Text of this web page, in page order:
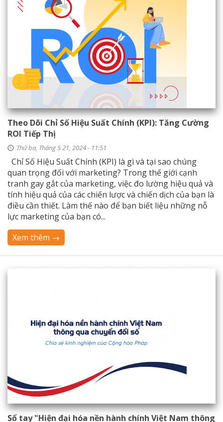
Theo Dõi Chỉ Số Hiệu Suất Chính (KPI): Tăng Cường
ROI Tiếp Thị
Thứ ba, Tháng 5 21, 2024 - 11:51
Chỉ Số Hiệu Suất Chính (KPI) là gì và tại sao chúng
quan trọng đối với marketing? Trong thế giới cạnh
tranh gay gắt của marketing, việc đo lường hiệu quả và
tính hiệu quả của các chiến lược và chiến dịch của bạn là
điều cần thiết. Làm thế nào để bạn biết liệu những nỗ
lực marketing của bạn có...
Xem thêm →
Sổ tay "Hiện đại hóa nền hành chính Việt Nam thông